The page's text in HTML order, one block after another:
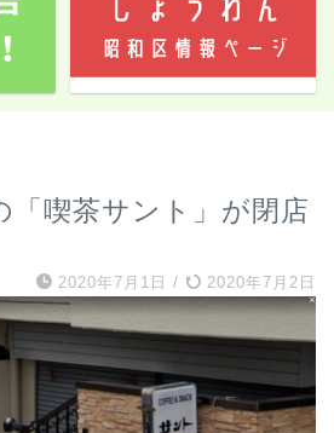
「喫茶サント」が閉店
2020年7月1日 / 2020年7月2日